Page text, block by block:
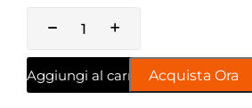
Aggiungi al carrelloAcquista Ora